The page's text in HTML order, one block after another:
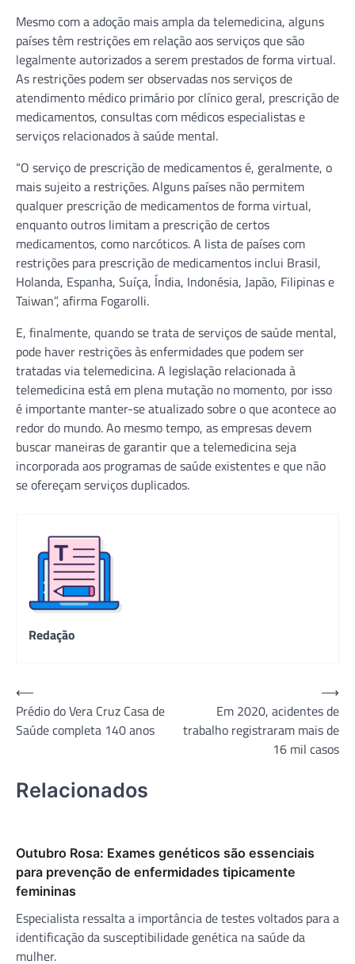
Mesmo com a adoção mais ampla da telemedicina, alguns
países têm restrições em relação aos serviços que são
legalmente autorizados a serem prestados de forma virtual.
As restrições podem ser observadas nos serviços de
atendimento médico primário por clínico geral, prescrição de
medicamentos, consultas com médicos especialistas e
serviços relacionados à saúde mental.
“O serviço de prescrição de medicamentos é, geralmente, o
mais sujeito a restrições. Alguns países não permitem
qualquer prescrição de medicamentos de forma virtual,
enquanto outros limitam a prescrição de certos
medicamentos, como narcóticos. A lista de países com
restrições para prescrição de medicamentos inclui Brasil,
Holanda, Espanha, Suíça, Índia, Indonésia, Japão, Filipinas e
Taiwan”, afirma Fogarolli.
E, finalmente, quando se trata de serviços de saúde mental,
pode haver restrições às enfermidades que podem ser
tratadas via telemedicina. A legislação relacionada à
telemedicina está em plena mutação no momento, por isso
é importante manter-se atualizado sobre o que acontece ao
redor do mundo. Ao mesmo tempo, as empresas devem
buscar maneiras de garantir que a telemedicina seja
incorporada aos programas de saúde existentes e que não
se ofereçam serviços duplicados.
Redação
Navegação
de
Post
⟵
Prédio do Vera Cruz Casa de
Saúde completa 140 anos
Em 2020, acidentes de
trabalho registraram mais de
16 mil casos
⟶
Relacionados
Outubro Rosa: Exames genéticos são essenciais
para prevenção de enfermidades tipicamente
femininas
Especialista ressalta a importância de testes voltados para a
identificação da susceptibilidade genética na saúde da
mulher.